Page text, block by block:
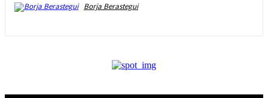
Borja Berastegui